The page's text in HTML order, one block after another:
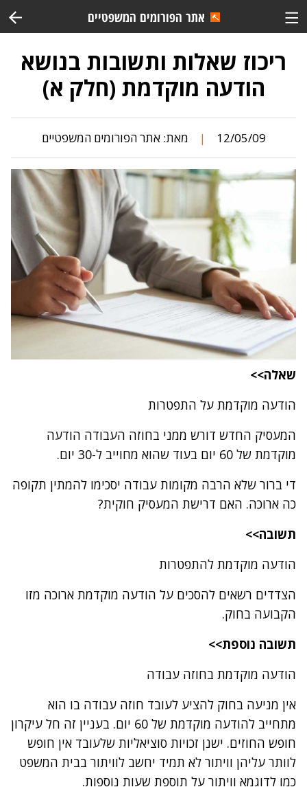
אתר הפורומים המשפטיים
ריכוז שאלות ותשובות בנושא
הודעה מוקדמת (חלק א)
12/05/09
| מאת:אתר הפורומים המשפטיים
שאלה>>
הודעה מוקדמת על התפטרות
המעסיק החדש דורש ממני בחוזה העבודה הודעה
מוקדמת של 60 יום בעוד שהוא מחוייב ל-30 יום.
די ברור שלא הרבה מקומות עבודה יסכימו להמתין תקופה
כה ארוכה. האם דרישת המעסיק חוקית?
תשובה>>
הודעה מוקדמת להתפטרות
הצדדים רשאים להסכים על הודעה מוקדמת ארוכה מזו
הקבועה בחוק.
תשובה נוספת>>
הודעה מוקדמת בחוזה עבודה
אין מניעה בחוק להציע לעובד חוזה עבודה בו הוא
מתחייב להודעה מוקדמת של 60 יום. בעניין זה חל עיקרון
חופש החוזים. ישנן זכויות סוציאליות שלעובד אין חופש
לוותר עליהן וויתור לא תמיד יחשב לוויתור בבית המשפט
כמו לדוגמא וויתור על תוספת שעות נוספות.